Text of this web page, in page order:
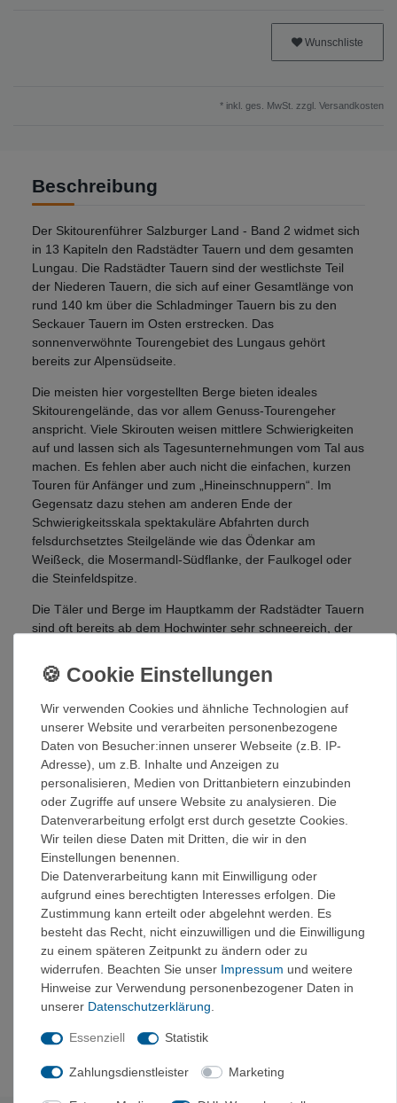
Wunschliste
* inkl. ges. MwSt. zzgl. Versandkosten
Beschreibung
Der Skitourenführer Salzburger Land - Band 2 widmet sich
in 13 Kapiteln den Radstädter Tauern und dem gesamten
Lungau. Die Radstädter Tauern sind der westlichste Teil
der Niederen Tauern, die sich auf einer Gesamtlänge von
rund 140 km über die Schladminger Tauern bis zu den
Seckauer Tauern im Osten erstrecken. Das
sonnenverwöhnte Tourengebiet des Lungaus gehört
bereits zur Alpensüdseite.
Die meisten hier vorgestellten Berge bieten ideales
Skitourengelände, das vor allem Genuss-Tourengeher
anspricht. Viele Skirouten weisen mittlere Schwierigkeiten
auf und lassen sich als Tagesunternehmungen vom Tal aus
machen. Es fehlen aber auch nicht die einfachen, kurzen
Touren für Anfänger und zum „Hineinschnuppern“. Im
Gegensatz dazu stehen am anderen Ende der
Schwierigkeitsskala spektakuläre Abfahrten durch
felsdurchsetztes Steilgelände wie das Ödenkar am
Weißeck, die Mosermandl-Südflanke, der Faulkogel oder
die Steinfeldspitze.
Die Täler und Berge im Hauptkamm der Radstädter Tauern
sind oft bereits ab dem Hochwinter sehr schneereich, der
„Italientiefs“ die Alpensüdseite mit Schneefällen erreichen.
Tauern und die Passlandschaften von Obertauern und
Katschberg bis auf wenige Ausnahmen gut mit öffentlichen
Regionalbussen erreichbar sind. Ein Hinweis darauf wird
jeweils bei den entsprechenden Tourengebieten in ihrer
Einleitung gegeben.
Tourengebiete:
Kleinarl
Flachauwinkl
Altenmarkt - Zauchensee
Unter- und Obertauern
Tweng - Mauterndorf
Weißpriach - Tamsweg
Salzburger Nockberge
Katschberg - Murtal
Riedingtal
Wir verwenden Cookies und ähnliche Technologien auf
unserer Website und verarbeiten personenbezogene
Daten von Besucher:innen unserer Webseite (z.B. IP-
Adresse), um z.B. Inhalte und Anzeigen zu
personalisieren, Medien von Drittanbietern einzubinden
oder Zugriffe auf unsere Website zu analysieren. Die
Datenverarbeitung erfolgt erst durch gesetzte Cookies.
Wir teilen diese Daten mit Dritten, die wir in den
Einstellungen benennen.
Die Datenverarbeitung kann mit Einwilligung oder
aufgrund eines berechtigten Interesses erfolgen. Die
Zustimmung kann erteilt oder abgelehnt werden. Es
besteht das Recht, nicht einzuwilligen und die Einwilligung
zu einem späteren Zeitpunkt zu ändern oder zu
widerrufen. Beachten Sie unser Impressum und weitere
Hinweise zur Verwendung personenbezogener Daten in
unserer Daten­schutz­erklärung.
Essenziell Statistik
Zahlungsdienstleister Marketing